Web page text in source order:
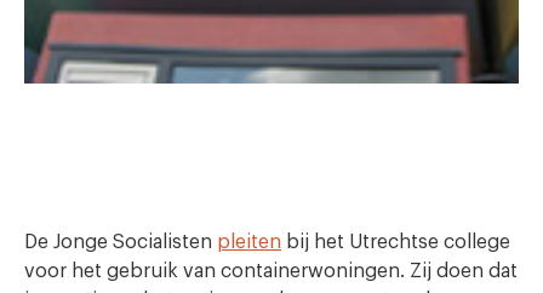
De Jonge Socialisten pleiten bij het Utrechtse college
voor het gebruik van containerwoningen. Zij doen dat